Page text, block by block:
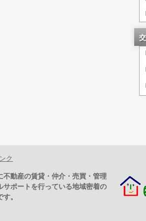
ク
不動産の賃貸・仲介・売買・管理
サポートを行っている地域密着の
。